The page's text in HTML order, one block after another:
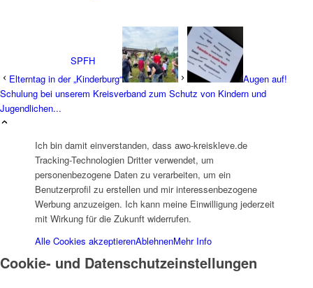
SPFH
UFH
Elterntag in der „Kinderburg“
Augen auf!
Schulung bei unserem Kreisverband zum Schutz von Kindern und
Jugendlichen...
Ich bin damit einverstanden, dass awo-kreiskleve.de
Tracking-Technologien Dritter verwendet, um
personenbezogene Daten zu verarbeiten, um ein
Benutzerprofil zu erstellen und mir interessenbezogene
Werbung anzuzeigen. Ich kann meine Einwilligung jederzeit
mit Wirkung für die Zukunft widerrufen.
Alle Cookies akzeptierenAblehnenMehr Info
Cookie- und Datenschutzeinstellungen